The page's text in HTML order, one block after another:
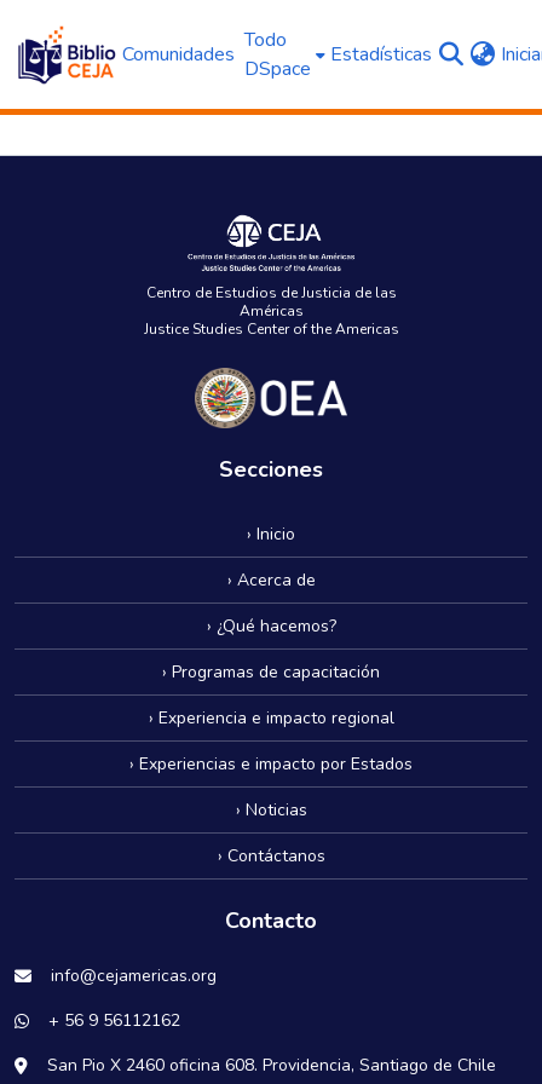
Comunidades
Todo
DSpace
Estadísticas
Centro de Estudios de Justicia de las
Américas
Justice Studies Center of the Americas
Secciones
› Inicio
› Acerca de
› ¿Qué hacemos?
› Programas de capacitación
› Experiencia e impacto regional
› Experiencias e impacto por Estados
› Noticias
› Contáctanos
Contacto
info@cejamericas.org
+ 56 9 56112162
San Pio X 2460 oficina 608. Providencia, Santiago de Chile